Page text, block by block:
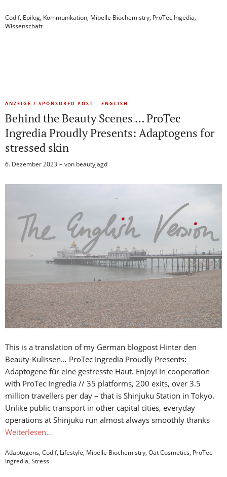
Codif, Epilog, Kommunikation, Mibelle Biochemistry, ProTec Ingedia,
Wissenschaft
ANZEIGE / SPONSORED POST ENGLISH
Behind the Beauty Scenes … ProTec
Ingredia Proudly Presents: Adaptogens for
stressed skin
6. Dezember 2023 von beautyjagd
This is a translation of my German blogpost Hinter den
Beauty-Kulissen… ProTec Ingredia Proudly Presents:
Adaptogene für eine gestresste Haut. Enjoy! In cooperation
with ProTec Ingredia // 35 platforms, 200 exits, over 3.5
million travellers per day – that is Shinjuku Station in Tokyo.
Unlike public transport in other capital cities, everyday
operations at Shinjuku run almost always smoothly thanks
Weiterlesen…
Adaptogens, Codif, Lifestyle, Mibelle Biochemistry, Oat Cosmetics, ProTec
Ingredia, Stress